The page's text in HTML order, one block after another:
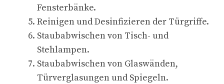
Fensterbänke.
Reinigen und Desinfizieren der Türgriffe.
Staubabwischen von Tisch- und
Stehlampen.
Staubabwischen von Glaswänden,
Türverglasungen und Spiegeln.